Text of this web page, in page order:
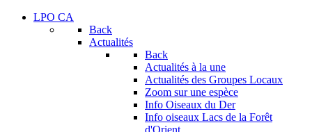
LPO CA
Back
Actualités
Back
Actualités à la une
Actualités des Groupes Locaux
Zoom sur une espèce
Info Oiseaux du Der
Info oiseaux Lacs de la Forêt
d'Orient